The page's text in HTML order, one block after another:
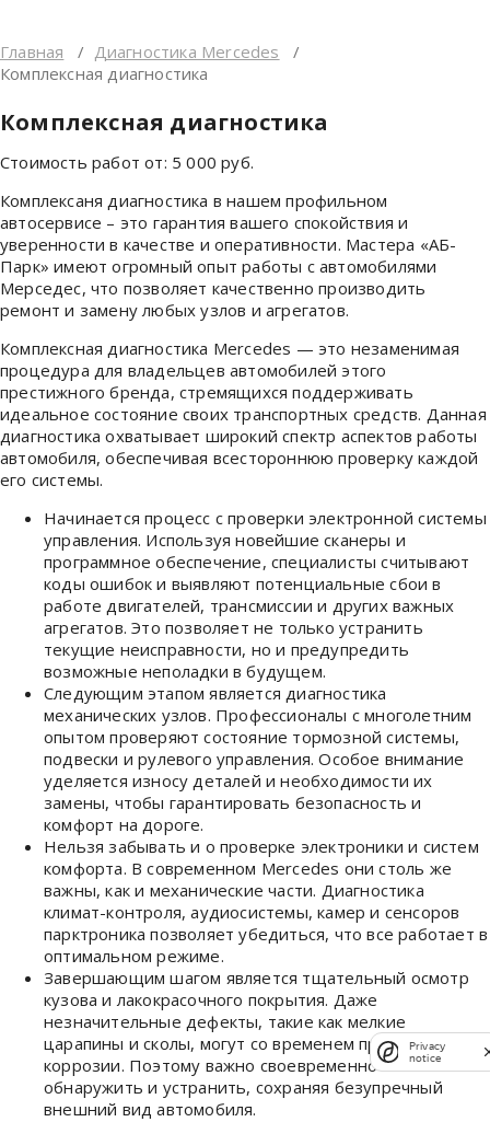
Главная / Диагностика Mercedes /
Комплексная диагностика
Комплексная диагностика
Стоимость работ от: 5 000 руб.
Комплексаня диагностика в нашем профильном
автосервисе – это гарантия вашего спокойствия и
уверенности в качестве и оперативности. Мастера «АБ-
Парк» имеют огромный опыт работы с автомобилями
Мерседес, что позволяет качественно производить
ремонт и замену любых узлов и агрегатов.
Комплексная диагностика Mercedes — это незаменимая
процедура для владельцев автомобилей этого
престижного бренда, стремящихся поддерживать
идеальное состояние своих транспортных средств. Данная
диагностика охватывает широкий спектр аспектов работы
автомобиля, обеспечивая всестороннюю проверку каждой
его системы.
Начинается процесс с проверки электронной системы
управления. Используя новейшие сканеры и
программное обеспечение, специалисты считывают
коды ошибок и выявляют потенциальные сбои в
работе двигателей, трансмиссии и других важных
агрегатов. Это позволяет не только устранить
текущие неисправности, но и предупредить
возможные неполадки в будущем.
Следующим этапом является диагностика
механических узлов. Профессионалы с многолетним
опытом проверяют состояние тормозной системы,
подвески и рулевого управления. Особое внимание
уделяется износу деталей и необходимости их
замены, чтобы гарантировать безопасность и
комфорт на дороге.
Нельзя забывать и о проверке электроники и систем
комфорта. В современном Mercedes они столь же
важны, как и механические части. Диагностика
климат-контроля, аудиосистемы, камер и сенсоров
парктроника позволяет убедиться, что все работает в
оптимальном режиме.
Завершающим шагом является тщательный осмотр
кузова и лакокрасочного покрытия. Даже
незначительные дефекты, такие как мелкие
царапины и сколы, могут со временем привести к
коррозии. Поэтому важно своевременно их
обнаружить и устранить, сохраняя безупречный
внешний вид автомобиля.
Privacy
notice